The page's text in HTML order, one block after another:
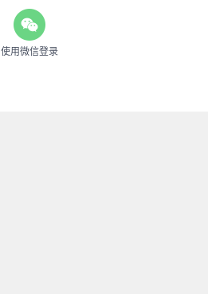
使用微信登录